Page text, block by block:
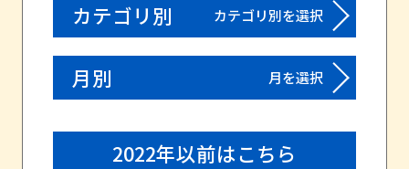
カテゴリ別 カテゴリ別を選択
月別 月を選択
2022年以前はこちら